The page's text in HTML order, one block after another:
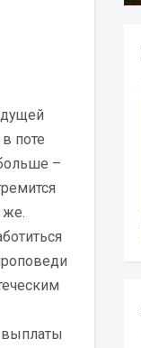
поте
–
же.